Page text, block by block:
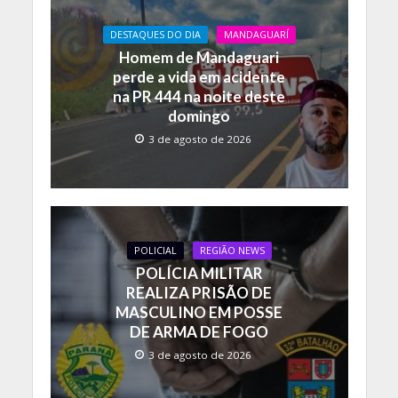
o
o
k
A
p
p
Li
n
k
DESTAQUES DO DIA MANDAGUARÍ
Homem de Mandaguari
perde a vida em acidente
na PR 444 na noite deste
domingo
3 de agosto de 2026
POLICIAL REGIÃO NEWS
POLÍCIA MILITAR
REALIZA PRISÃO DE
MASCULINO EM POSSE
DE ARMA DE FOGO
3 de agosto de 2026